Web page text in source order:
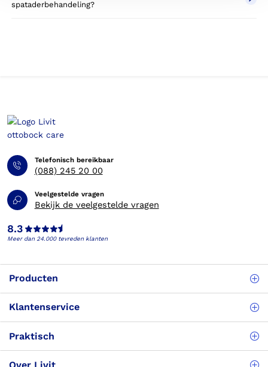
spataderbehandeling?
Telefonisch bereikbaar
(088) 245 20 00
Veelgestelde vragen
Bekijk de veelgestelde vragen
8.3
Meer dan 24.000 tevreden klanten
Producten
Klantenservice
Praktisch